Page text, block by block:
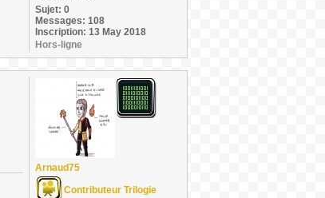
Sujet: 0
Messages: 108
Inscription: 13 May 2018
Hors-ligne
Arnaud75
Contributeur Trilogie